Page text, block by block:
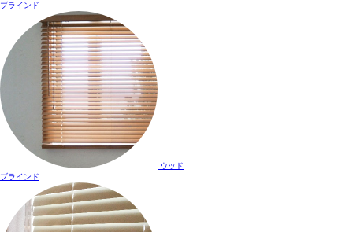
ブラインド
ウッド
ブラインド